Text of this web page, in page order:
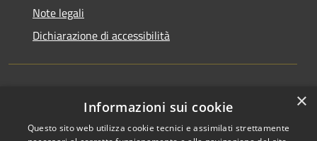
Note legali
Dichiarazione di accessibilità
Newsletter ×
Informazioni sui cookie
Questo sito web utilizza cookie tecnici e assimilati strettamente